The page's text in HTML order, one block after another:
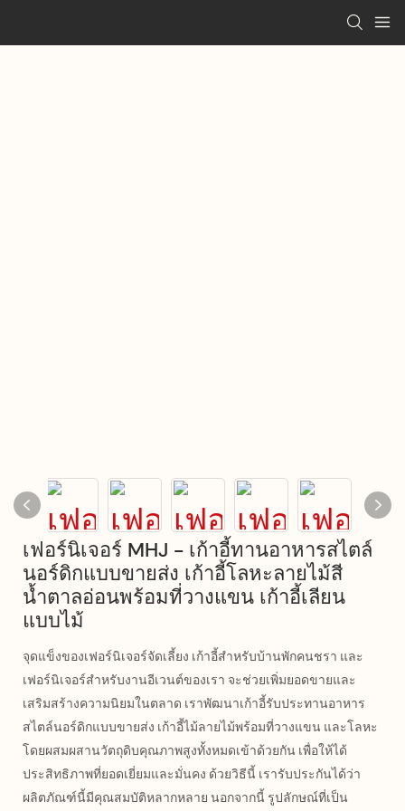
เฟอร์นิเจอร์ MHJ - เก้าอี้ทานอาหารสไตล์
นอร์ดิกแบบขายส่ง เก้าอี้โลหะลายไม้สี
น้ำตาลอ่อนพร้อมที่วางแขน เก้าอี้เลียน
แบบไม้
จุดแข็งของเฟอร์นิเจอร์จัดเลี้ยง เก้าอี้สำหรับบ้านพักคนชรา และ
เฟอร์นิเจอร์สำหรับงานอีเวนต์ของเรา จะช่วยเพิ่มยอดขายและ
เสริมสร้างความนิยมในตลาด เราพัฒนาเก้าอี้รับประทานอาหาร
สไตล์นอร์ดิกแบบขายส่ง เก้าอี้ไม้ลายไม้พร้อมที่วางแขน และโลหะ
โดยผสมผสานวัตถุดิบคุณภาพสูงทั้งหมดเข้าด้วยกัน เพื่อให้ได้
ประสิทธิภาพที่ยอดเยี่ยมและมั่นคง ด้วยวิธีนี้ เรารับประกันได้ว่า
ผลิตภัณฑ์นี้มีคุณสมบัติหลากหลาย นอกจากนี้ รูปลักษณ์ที่เป็น